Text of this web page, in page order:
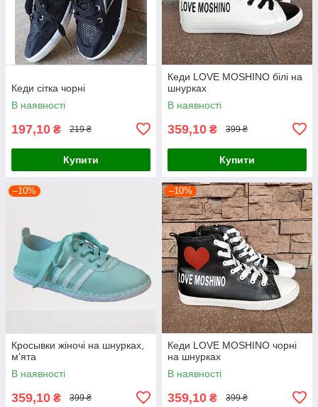
Кеди сітка чорні
В наявності
197,10 ₴ 219 ₴
Купити
Кеди LOVE MOSHINO білі на
шнурках
В наявності
359,10 ₴ 399 ₴
Купити
–10%
Кросывки жіночі на шнурках,
м'ята
В наявності
359,10 ₴ 399 ₴
–10%
Кеди LOVE MOSHINO чорні
на шнурках
В наявності
359,10 ₴ 399 ₴